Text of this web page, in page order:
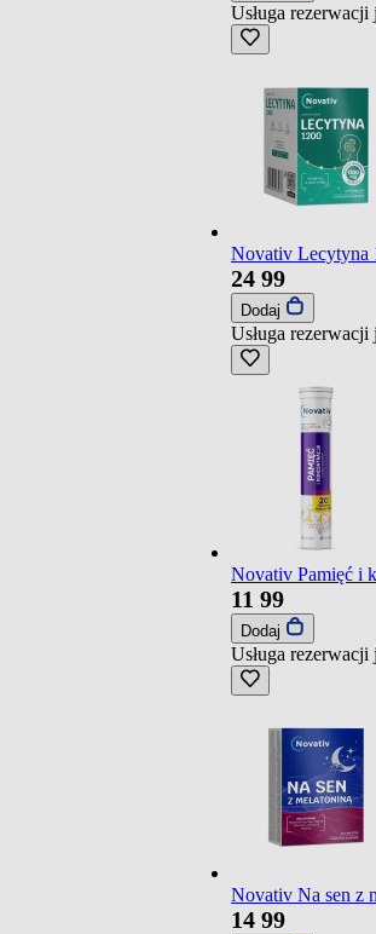
Usługa rezerwacji
Novativ Lecytyna
24 99
Dodaj
Usługa rezerwacji
Novativ Pamięć i
11 99
Dodaj
Usługa rezerwacji
Novativ Na sen z
14 99